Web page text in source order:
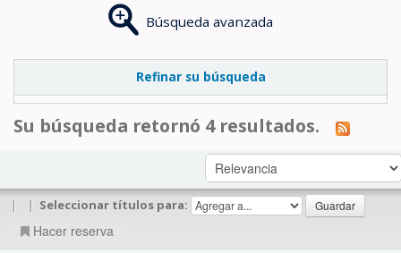
Búsqueda avanzada
Refinar su búsqueda
Su búsqueda retornó 4 resultados.
| | Seleccionar títulos para:
Hacer reserva